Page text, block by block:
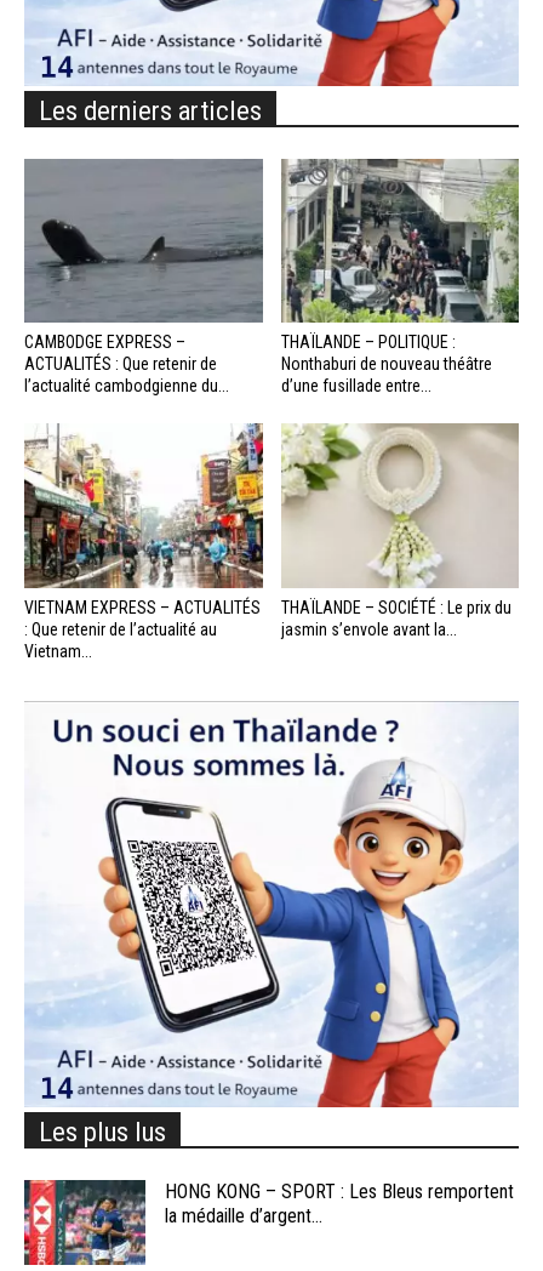
Les derniers articles
CAMBODGE EXPRESS –
ACTUALITÉS : Que retenir de
l’actualité cambodgienne du...
THAÏLANDE – POLITIQUE :
Nonthaburi de nouveau théâtre
d’une fusillade entre...
VIETNAM EXPRESS – ACTUALITÉS
: Que retenir de l’actualité au
Vietnam...
THAÏLANDE – SOCIÉTÉ : Le prix du
jasmin s’envole avant la...
Les plus lus
HONG KONG – SPORT : Les Bleus remportent
la médaille d’argent...